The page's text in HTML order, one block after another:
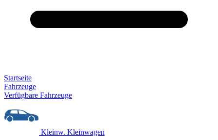
Startseite
Fahrzeuge
Verfügbare Fahrzeuge
Kleinw. Kleinwagen